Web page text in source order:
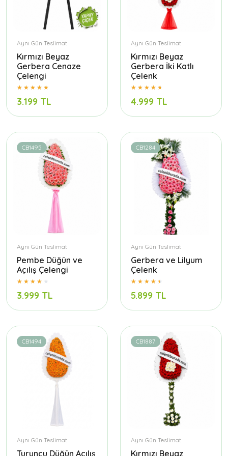
Aynı Gün Teslimat
Kırmızı Beyaz
Gerbera Cenaze
Çelengi
3.199 TL
Aynı Gün Teslimat
Kırmızı Beyaz
Gerbera İki Katlı
Çelenk
4.999 TL
CB1495
Aynı Gün Teslimat
Pembe Düğün ve
Açılış Çelengi
3.999 TL
CB1284
Aynı Gün Teslimat
Gerbera ve Lilyum
Çelenk
5.899 TL
CB1494
Aynı Gün Teslimat
Turuncu Düğün Açılış
CB1887
Aynı Gün Teslimat
Kırmızı Beyaz